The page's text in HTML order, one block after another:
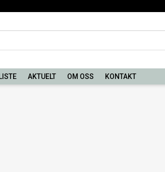
AKTUELT OM OSS KONTAKT